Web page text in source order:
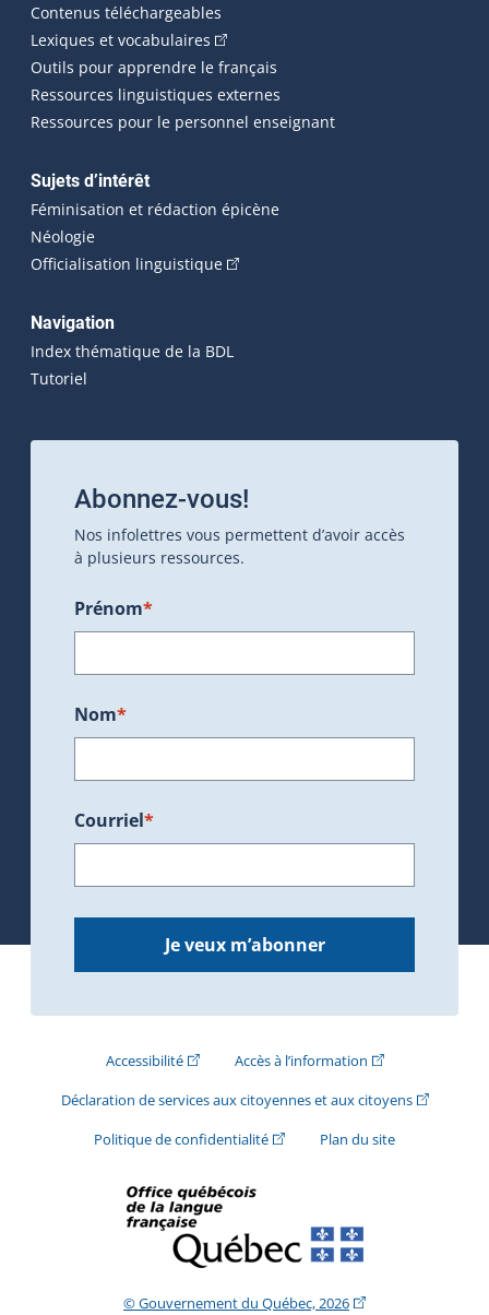
Contenus téléchargeables
Lexiques et vocabulaires (Cet hyperlien externe s'ouvrira
Outils pour apprendre le français
Ressources linguistiques externes
Ressources pour le personnel enseignant
Sujets d’intérêt
Féminisation et rédaction épicène
Néologie
Officialisation linguistique(Cet hyperlien externe s'ouvrira
Navigation
Index thématique de la BDL
Tutoriel
Abonnez-vous!
Nos infolettres vous permettent d’avoir accès
à plusieurs ressources.
Prénom*
Nom*
Courriel*
Je veux m’abonner
Accessibilité(Cet hyperlien externe s'ouvrira dans une
Accès à l’information(Cet hyperlien
Déclaration de services aux citoyennes et aux citoyens(Cet
Politique de confidentialité(Cet hyperlien externe s'ouvrira
Plan du site
© Gouvernement du Québec, 2026(Cet hyperlien